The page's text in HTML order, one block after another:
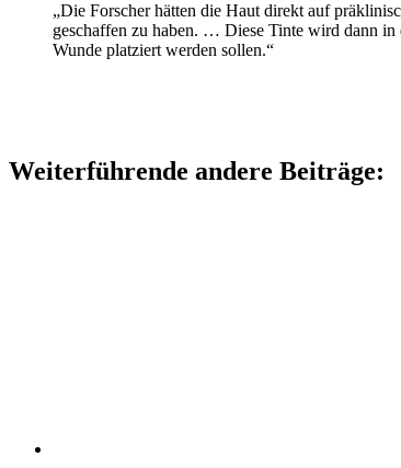
„Die Forscher hätten die Haut direkt auf
geschaffen zu haben. … Diese Tinte wird dann
Wunde platziert werden sollen.“
Weiterführende andere Beiträge: